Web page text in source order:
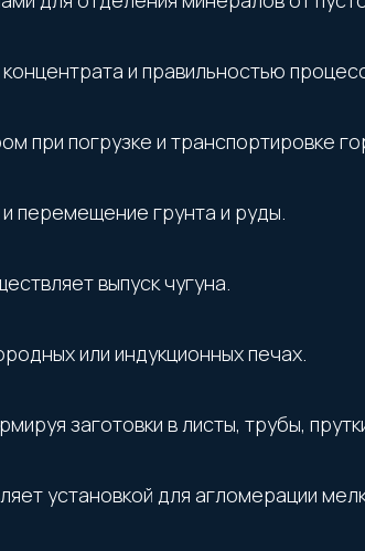
и правильностью
при погрузке и транспортировке
перемещение грунта и руды.
выпуск чугуна.
или индукционных печах.
заготовки в листы, трубы,
установкой для агломерации